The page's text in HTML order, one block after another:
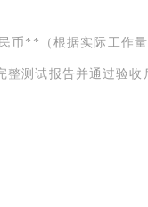
币**（根据实际工作量
测试报告并通过验收